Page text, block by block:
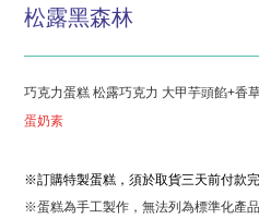
松露黑森林
巧克力蛋糕 松露巧克力 大甲芋頭餡+香
蛋奶素
※訂購特製蛋糕，須於取貨三天前付款
※蛋糕為手工製作，無法列為標準化產